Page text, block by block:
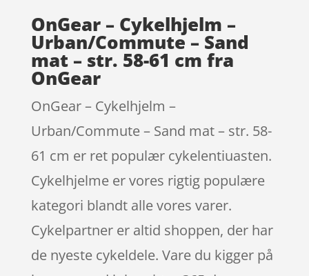
OnGear – Cykelhjelm –
Urban/Commute – Sand
mat – str. 58-61 cm fra
OnGear
OnGear – Cykelhjelm –
Urban/Commute – Sand mat – str. 58-
61 cm er ret populær cykelentiuasten.
Cykelhjelme er vores rigtig populære
kategori blandt alle vores varer.
Cykelpartner er altid shoppen, der har
de nyeste cykeldele. Vare du kigger på